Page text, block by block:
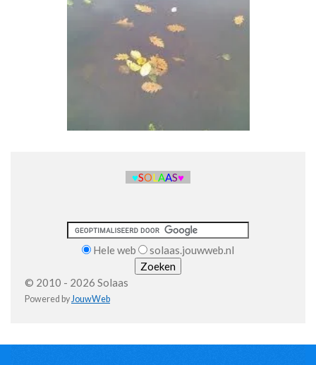
♥SOLAAS♥
Hele web solaas.jouwweb.nl
© 2010 - 2026 Solaas
Powered by JouwWeb